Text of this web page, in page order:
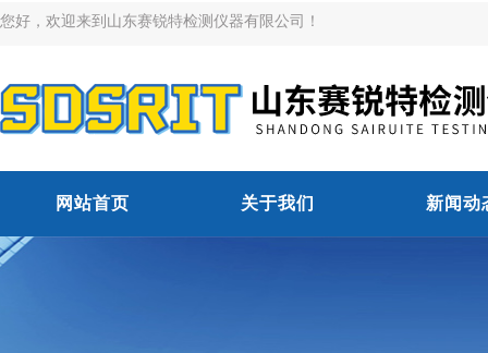
您好，欢迎来到山东赛锐特检测仪器有限公司！
网站首页 关于我们 新闻动